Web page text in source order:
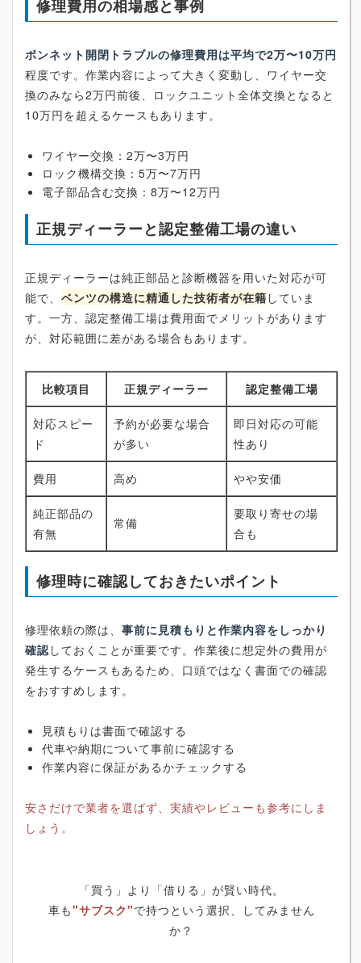
修理費用の相場感と事例
ボンネット開閉トラブルの修理費用は平均で2万〜10万円
程度です。作業内容によって大きく変動し、ワイヤー交
換のみなら2万円前後、ロックユニット全体交換となると
10万円を超えるケースもあります。
ワイヤー交換：2万〜3万円
ロック機構交換：5万〜7万円
電子部品含む交換：8万〜12万円
正規ディーラーと認定整備工場の違い
正規ディーラーは純正部品と診断機器を用いた対応が可
能で、 ベンツの構造に精通した技術者が在籍 していま
す。一方、認定整備工場は費用面でメリットがあります
が、対応範囲に差がある場合もあります。
比較項目 正規ディーラー 認定整備工場
対応スピー
ド
予約が必要な場合
が多い
即日対応の可能
性あり
費用 高め やや安価
純正部品の
有無
常備
要取り寄せの場
合も
修理時に確認しておきたいポイント
修理依頼の際は、 事前に見積もりと作業内容をしっかり
確認 しておくことが重要です。作業後に想定外の費用が
発生するケースもあるため、口頭ではなく書面での確認
をおすすめします。
見積もりは書面で確認する
代車や納期について事前に確認する
作業内容に保証があるかチェックする
安さだけで業者を選ばず、実績やレビューも参考にしま
しょう。
「買う」より「借りる」が賢い時代。
車も"サブスク"で持つという選択、してみません
か？